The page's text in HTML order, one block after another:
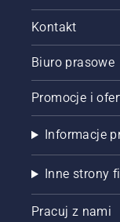
Kontakt
Biuro prasowe
Promocje i
Informacje
Inne strony
Pracuj z nami